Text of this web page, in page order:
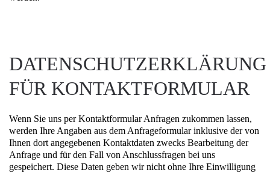
DATENSCHUTZERKLÄRUNG
FÜR KONTAKTFORMULAR
Wenn Sie uns per Kontaktformular Anfragen zukommen lassen,
werden Ihre Angaben aus dem Anfrageformular inklusive der von
Ihnen dort angegebenen Kontaktdaten zwecks Bearbeitung der
Anfrage und für den Fall von Anschlussfragen bei uns
gespeichert. Diese Daten geben wir nicht ohne Ihre Einwilligung